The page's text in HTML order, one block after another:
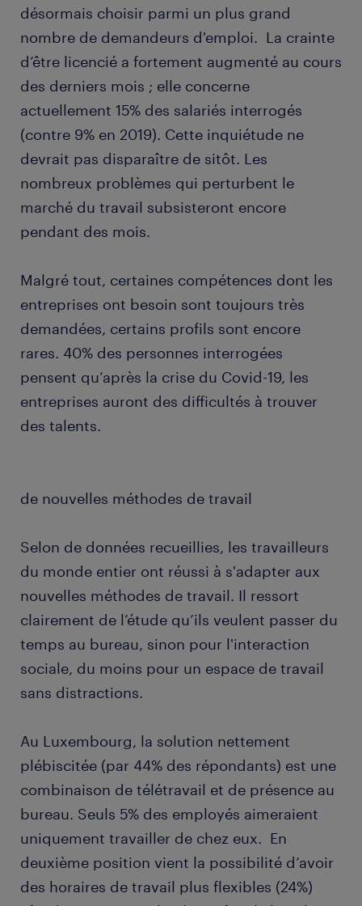
désormais choisir parmi un plus grand
nombre de demandeurs d'emploi. La crainte
d’être licencié a fortement augmenté au cours
des derniers mois ; elle concerne
actuellement 15% des salariés interrogés
(contre 9% en 2019). Cette inquiétude ne
devrait pas disparaître de sitôt. Les
nombreux problèmes qui perturbent le
marché du travail subsisteront encore
pendant des mois.
Malgré tout, certaines compétences dont les
entreprises ont besoin sont toujours très
demandées, certains profils sont encore
rares. 40% des personnes interrogées
pensent qu’après la crise du Covid-19, les
entreprises auront des difficultés à trouver
des talents.
de nouvelles méthodes de travail
Selon de données recueillies, les travailleurs
du monde entier ont réussi à s'adapter aux
nouvelles méthodes de travail. Il ressort
clairement de l’étude qu’ils veulent passer du
temps au bureau, sinon pour l'interaction
sociale, du moins pour un espace de travail
sans distractions.
Au Luxembourg, la solution nettement
plébiscitée (par 44% des répondants) est une
combinaison de télétravail et de présence au
bureau. Seuls 5% des employés aimeraient
uniquement travailler de chez eux. En
deuxième position vient la possibilité d’avoir
des horaires de travail plus flexibles (24%)